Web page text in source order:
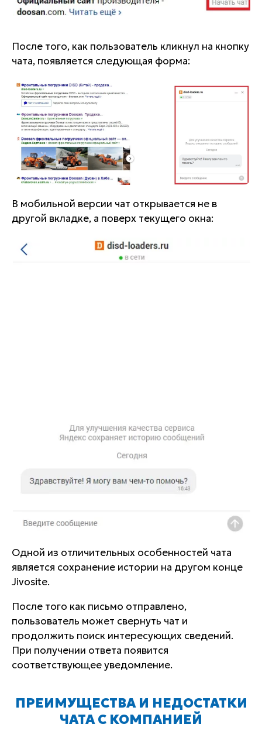
После того, как пользователь кликнул на кнопку
чата, появляется следующая форма:
В мобильной версии чат открывается не в
другой вкладке, а поверх текущего окна:
Одной из отличительных особенностей чата
является сохранение истории на другом конце
Jivosite.
После того как письмо отправлено,
пользователь может свернуть чат и
продолжить поиск интересующих сведений.
При получении ответа появится
соответствующее уведомление.
ПРЕИМУЩЕСТВА И НЕДОСТАТКИ
ЧАТА С КОМПАНИЕЙ